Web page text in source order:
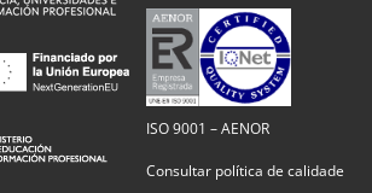
ISO 9001 – AENOR
Consultar política de calidade